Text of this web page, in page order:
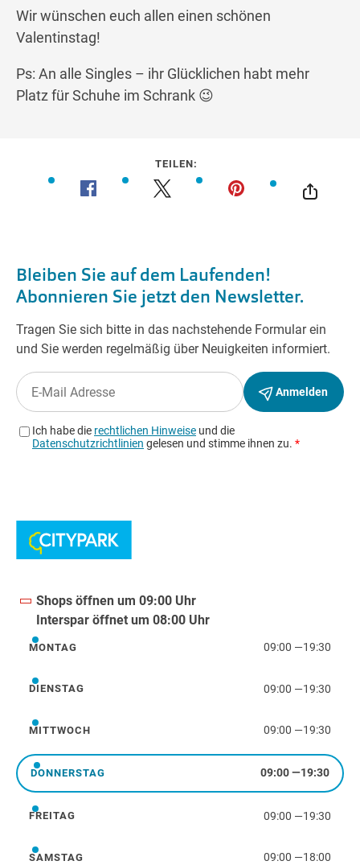
Wir wünschen euch allen einen schönen
Valentinstag!
Ps: An alle Singles – ihr Glücklichen habt mehr
Platz für Schuhe im Schrank 😉
TEILEN:
Shops öffnen um 09:00 Uhr
Interspar öffnet um 08:00 Uhr
Montag
MONTAG 09:00 —19:30
Dienstag
DIENSTAG 09:00 —19:30
Mittwoch
MITTWOCH 09:00 —19:30
Donnerstag
DONNERSTAG 09:00—19:30
Freitag
FREITAG 09:00 —19:30
SAMSTAG 09:00 —18:00